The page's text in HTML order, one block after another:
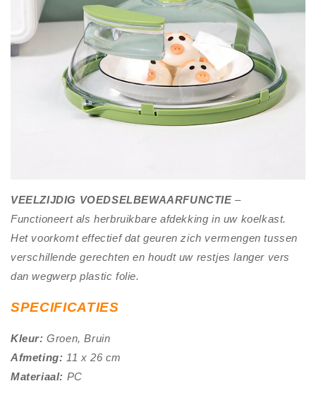
VEELZIJDIG VOEDSELBEWAARFUNCTIE–
Functioneert als herbruikbare afdekking in uw koelkast.
Het voorkomt effectief dat geuren zich vermengen tussen
verschillende gerechten en houdt uw restjes langer vers
dan wegwerp plastic folie.
SPECIFICATIES
Kleur: Groen, Bruin
Afmeting: 11 x 26 cm
Materiaal: PC